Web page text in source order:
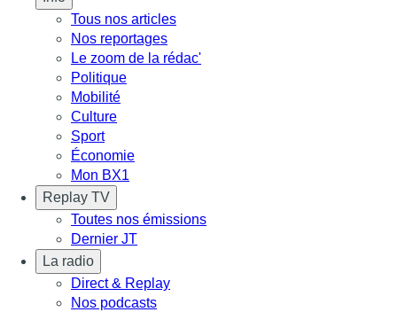
Tous nos articles
Nos reportages
Le zoom de la rédac'
Politique
Mobilité
Culture
Sport
Économie
Mon BX1
Replay TV
Toutes nos émissions
Dernier JT
La radio
Direct & Replay
Nos podcasts